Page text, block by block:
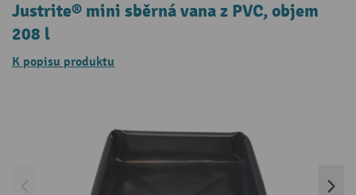
Justrite® mini sběrná vana z PVC, objem
208 l
K popisu produktu